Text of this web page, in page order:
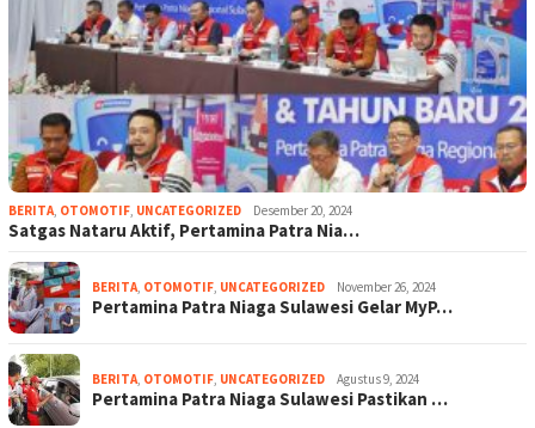
BERITA, OTOMOTIF, UNCATEGORIZED Desember 20, 2024
Satgas Nataru Aktif, Pertamina Patra Nia…
BERITA, OTOMOTIF, UNCATEGORIZED November 26, 2024
Pertamina Patra Niaga Sulawesi Gelar MyP…
BERITA, OTOMOTIF, UNCATEGORIZED Agustus 9, 2024
Pertamina Patra Niaga Sulawesi Pastikan …